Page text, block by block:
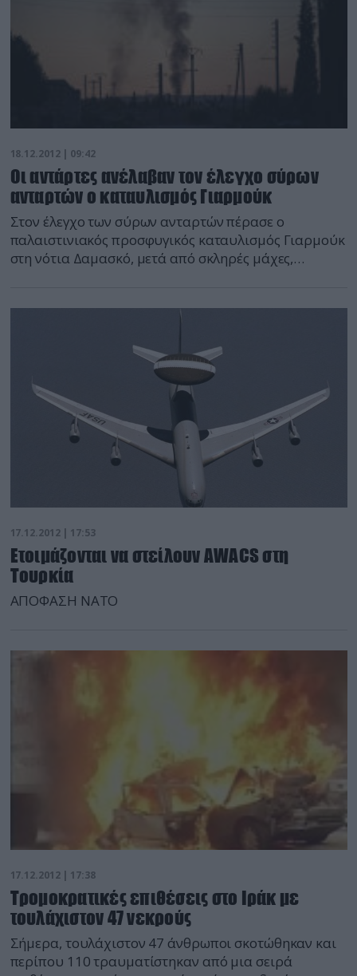
18.12.2012 | 09:42
Οι αντάρτες ανέλαβαν τον έλεγχο σύρων
ανταρτών ο καταυλισμός Γιαρμούκ
Στον έλεγχο των σύρων ανταρτών πέρασε ο
παλαιστινιακός προσφυγικός καταυλισμός Γιαρμούκ
στη νότια Δαμασκό, μετά από σκληρές μάχες,
στρατοπέδου βρίσκεται υπό τον έλεγχο του
παλαιστίνιος ακτιβιστής στο Γιαρμούκ. Οι Σύροι
αντάρτες στη μάχη για τον έλεγχο […]
17.12.2012 | 17:53
Ετοιμάζονται να στείλουν AWACS στη
Τουρκία
ΑΠΟΦΑΣΗ ΝΑΤΟ
17.12.2012 | 17:38
Τρομοκρατικές επιθέσεις στο Ιράκ με
τουλάχιστον 47 νεκρούς
Σήμερα, τουλάχιστον 47 άνθρωποι σκοτώθηκαν και
περίπου 110 τραυματίστηκαν από μια σειρά